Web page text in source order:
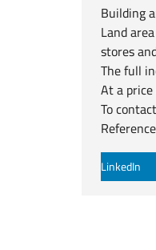
Building
Land
The full
At a
To
LinkedIn